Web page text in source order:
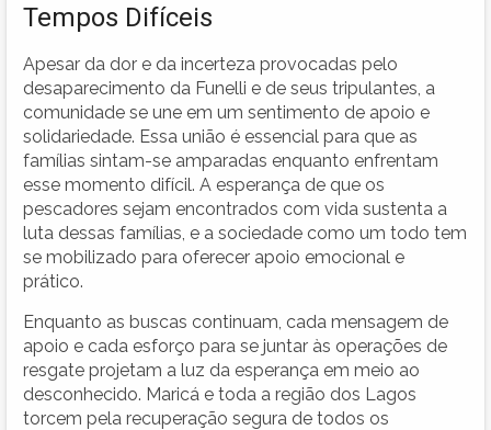
Tempos Difíceis
Apesar da dor e da incerteza provocadas pelo
desaparecimento da Funelli e de seus tripulantes, a
comunidade se une em um sentimento de apoio e
solidariedade. Essa união é essencial para que as
famílias sintam-se amparadas enquanto enfrentam
esse momento difícil. A esperança de que os
pescadores sejam encontrados com vida sustenta a
luta dessas famílias, e a sociedade como um todo tem
se mobilizado para oferecer apoio emocional e
prático.
Enquanto as buscas continuam, cada mensagem de
apoio e cada esforço para se juntar às operações de
resgate projetam a luz da esperança em meio ao
desconhecido. Maricá e toda a região dos Lagos
torcem pela recuperação segura de todos os